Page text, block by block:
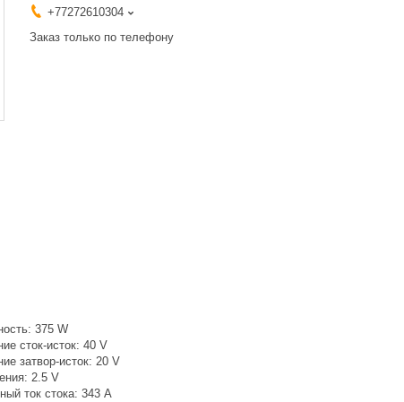
+77272610304
Заказ только по телефону
375 W
сток-исток: 40 V
затвор-исток: 20 V
2.5 V
ток стока: 343 A